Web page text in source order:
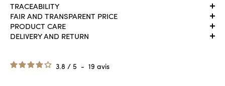
TRACEABILITY
FAIR AND TRANSPARENT PRICE
PRODUCT CARE
DELIVERY AND RETURN
3.8 / 5 - 19 avis